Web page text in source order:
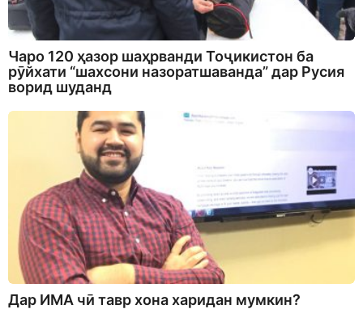
Чаро 120 ҳазор шаҳрванди Тоҷикистон ба
рӯйхати “шахсони назоратшаванда” дар Русия
ворид шуданд
Дар ИМА чӣ тавр хона харидан мумкин?